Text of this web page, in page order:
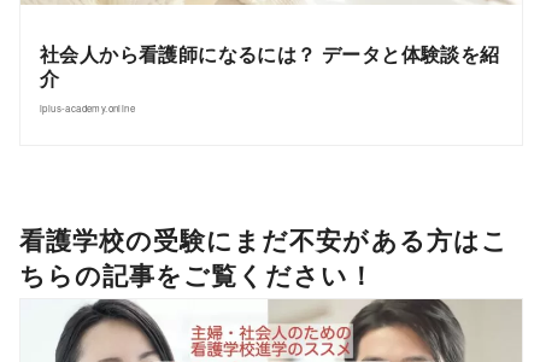
社会人から看護師になるには？ データと体験談を紹
介
iplus-academy.online
看護学校の受験にまだ不安がある方はこ
ちらの記事をご覧ください！